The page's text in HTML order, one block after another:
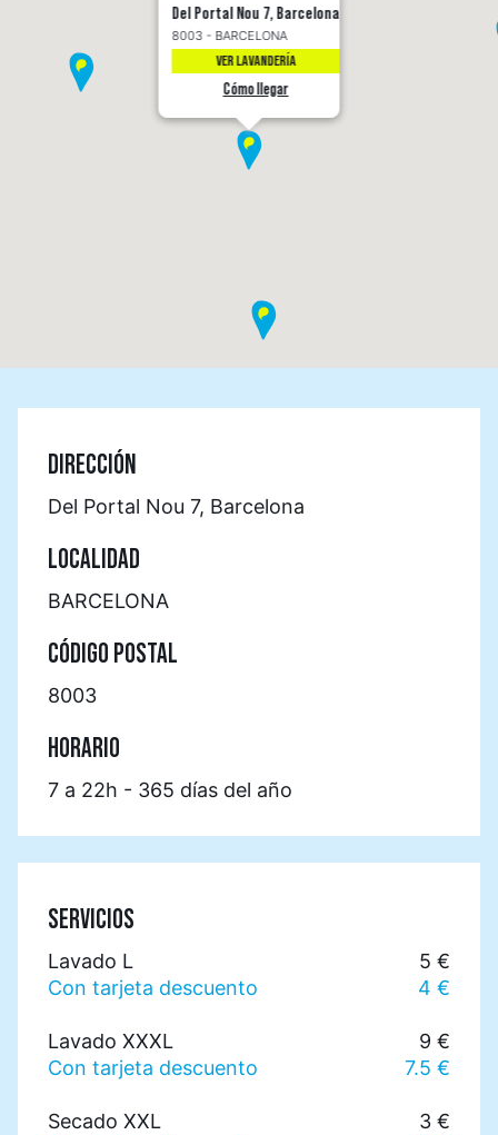
Del Portal Nou 7, Barcelona
8003 - BARCELONA
VER LAVANDERÍA
Cómo llegar
DIRECCIÓN
Del Portal Nou 7, Barcelona
LOCALIDAD
BARCELONA
CÓDIGO POSTAL
8003
HORARIO
7 a 22h - 365 días del año
SERVICIOS
Lavado L
5 €
Con tarjeta descuento
4 €
Lavado XXXL
9 €
Con tarjeta descuento
7.5 €
Secado XXL
3 €